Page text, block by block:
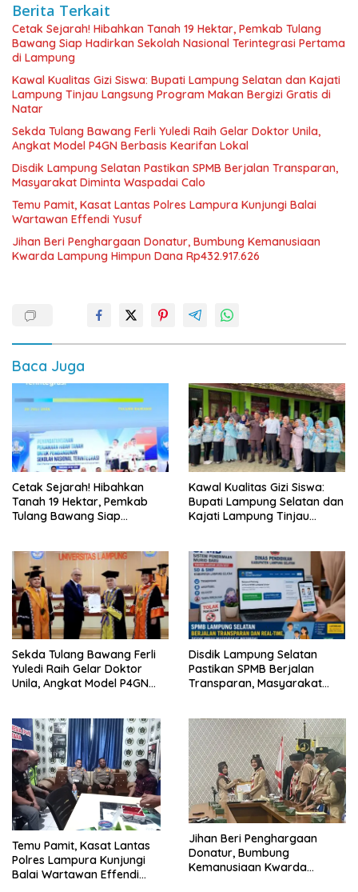
Berita Terkait
Cetak Sejarah! Hibahkan Tanah 19 Hektar, Pemkab Tulang
Bawang Siap Hadirkan Sekolah Nasional Terintegrasi Pertama
di Lampung
Kawal Kualitas Gizi Siswa: Bupati Lampung Selatan dan Kajati
Lampung Tinjau Langsung Program Makan Bergizi Gratis di
Natar
Sekda Tulang Bawang Ferli Yuledi Raih Gelar Doktor Unila,
Angkat Model P4GN Berbasis Kearifan Lokal
Disdik Lampung Selatan Pastikan SPMB Berjalan Transparan,
Masyarakat Diminta Waspadai Calo
Temu Pamit, Kasat Lantas Polres Lampura Kunjungi Balai
Wartawan Effendi Yusuf
Jihan Beri Penghargaan Donatur, Bumbung Kemanusiaan
Kwarda Lampung Himpun Dana Rp432.917.626
Baca Juga
Cetak Sejarah! Hibahkan
Tanah 19 Hektar, Pemkab
Tulang Bawang Siap
Lampung
Kawal Kualitas Gizi Siswa:
Bupati Lampung Selatan dan
Kajati Lampung Tinjau
Sekda Tulang Bawang Ferli
Yuledi Raih Gelar Doktor
Unila, Angkat Model P4GN
Disdik Lampung Selatan
Pastikan SPMB Berjalan
Transparan, Masyarakat
Temu Pamit, Kasat Lantas
Polres Lampura Kunjungi
Balai Wartawan Effendi
Jihan Beri Penghargaan
Donatur, Bumbung
Kemanusiaan Kwarda